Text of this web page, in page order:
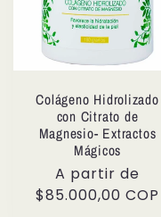
Colágeno Hidrolizado
con Citrato de
Magnesio- Extractos
Mágicos
Precio
habitual
A partir de
$85.000,00 COP